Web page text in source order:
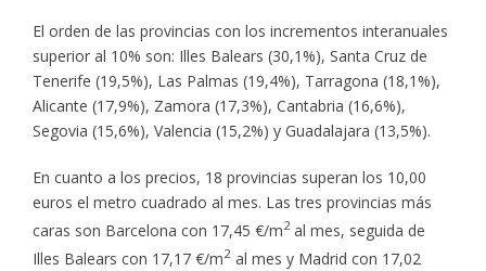
El orden de las provincias con los incrementos interanuales
superior al 10% son: Illes Balears (30,1%), Santa Cruz de
Tenerife (19,5%), Las Palmas (19,4%), Tarragona (18,1%),
Alicante (17,9%), Zamora (17,3%), Cantabria (16,6%),
Segovia (15,6%), Valencia (15,2%) y Guadalajara (13,5%).
En cuanto a los precios, 18 provincias superan los 10,00
euros el metro cuadrado al mes. Las tres provincias más
caras son Barcelona con 17,45 €/m2 al mes, seguida de
Illes Balears con 17,17 €/m2al mes y Madrid con 17,02